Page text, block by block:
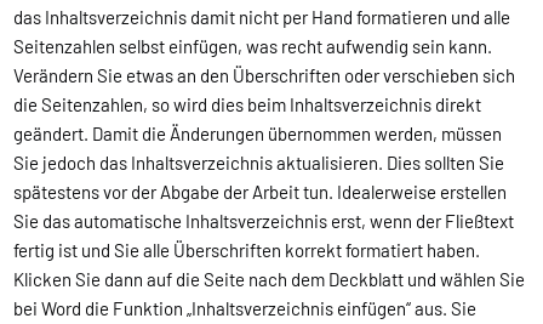
das Inhaltsverzeichnis damit nicht per Hand formatieren und alle
Seitenzahlen selbst einfügen, was recht aufwendig sein kann.
Verändern Sie etwas an den Überschriften oder verschieben sich
die Seitenzahlen, so wird dies beim Inhaltsverzeichnis direkt
geändert. Damit die Änderungen übernommen werden, müssen
Sie jedoch das Inhaltsverzeichnis aktualisieren. Dies sollten Sie
spätestens vor der Abgabe der Arbeit tun. Idealerweise erstellen
Sie das automatische Inhaltsverzeichnis erst, wenn der Fließtext
fertig ist und Sie alle Überschriften korrekt formatiert haben.
Klicken Sie dann auf die Seite nach dem Deckblatt und wählen Sie
bei Word die Funktion „Inhaltsverzeichnis einfügen“ aus. Sie